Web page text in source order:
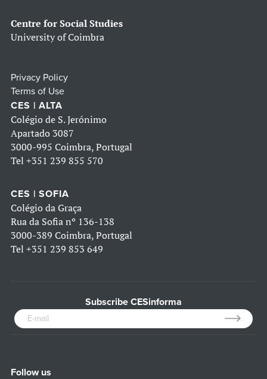
Centre for Social Studies
University of Coimbra
Privacy Policy
Terms of Use
CES | ALTA
Colégio de S. Jerónimo
Apartado 3087
3000-995 Coimbra, Portugal
Tel +351 239 855 570
CES | SOFIA
Colégio da Graça
Rua da Sofia nº 136-138
3000-389 Coimbra, Portugal
Tel +351 239 853 649
Subscribe CESinforma
Follow us